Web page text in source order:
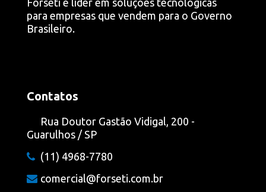
para empresas que vendem para o Governo
Brasileiro.
Contatos
Rua Doutor Gastão Vidigal, 200 -
Guarulhos / SP
(11) 4968-7780
comercial@forseti.com.br